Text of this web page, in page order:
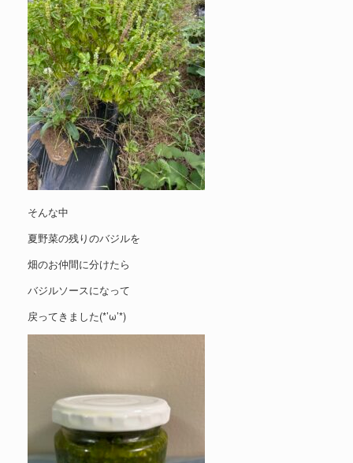
そんな中
夏野菜の残りのバジルを
畑のお仲間に分けたら
バジルソースになって
戻ってきました(*’ω’*)